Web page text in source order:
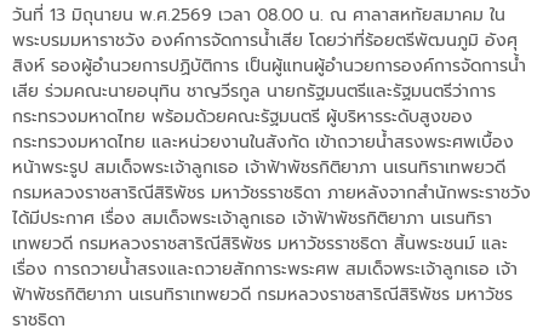
วันที่ 13 มิถุนายน พ.ศ.2569 เวลา 08.00 น. ณ ศาลาสหทัยสมาคม ใน
พระบรมมหาราชวัง องค์การจัดการน้ำเสีย โดยว่าที่ร้อยตรีพัฒนภูมิ อังศุ
สิงห์ รองผู้อำนวยการปฏิบัติการ เป็นผู้แทนผู้อำนวยการองค์การจัดการน้ำ
เสีย ร่วมคณะนายอนุทิน ชาญวีรกูล นายกรัฐมนตรีและรัฐมนตรีว่าการ
กระทรวงมหาดไทย พร้อมด้วยคณะรัฐมนตรี ผู้บริหารระดับสูงของ
กระทรวงมหาดไทย และหน่วยงานในสังกัด เข้าถวายน้ำสรงพระศพเบื้อง
หน้าพระรูป สมเด็จพระเจ้าลูกเธอ เจ้าฟ้าพัชรกิติยาภา นเรนทิราเทพยวดี
กรมหลวงราชสาริณีสิริพัชร มหาวัชรราชธิดา ภายหลังจากสำนักพระราชวัง
ได้มีประกาศ เรื่อง สมเด็จพระเจ้าลูกเธอ เจ้าฟ้าพัชรกิติยาภา นเรนทิรา
เทพยวดี กรมหลวงราชสาริณีสิริพัชร มหาวัชรราชธิดา สิ้นพระชนม์ และ
เรื่อง การถวายน้ำสรงและถวายสักการะพระศพ สมเด็จพระเจ้าลูกเธอ เจ้า
ฟ้าพัชรกิติยาภา นเรนทิราเทพยวดี กรมหลวงราชสาริณีสิริพัชร มหาวัชร
ราชธิดา